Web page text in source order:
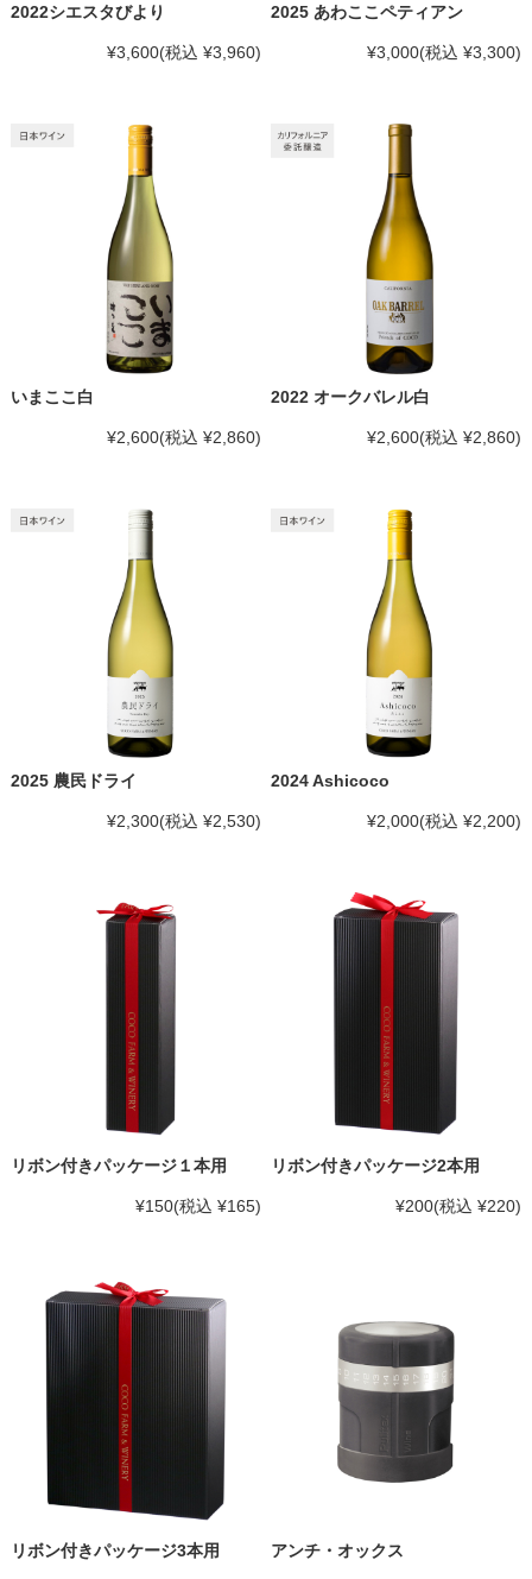
2022シエスタびより
¥3,600(税込 ¥3,960)
2025 あわここペティアン
¥3,000(税込 ¥3,300)
いまここ白
¥2,600(税込 ¥2,860)
2022 オークバレル白
¥2,600(税込 ¥2,860)
2025 農民ドライ
¥2,300(税込 ¥2,530)
2024 Ashicoco
¥2,000(税込 ¥2,200)
リボン付きパッケージ１本用
¥150(税込 ¥165)
リボン付きパッケージ2本用
¥200(税込 ¥220)
リボン付きパッケージ3本用 アンチ・オックス